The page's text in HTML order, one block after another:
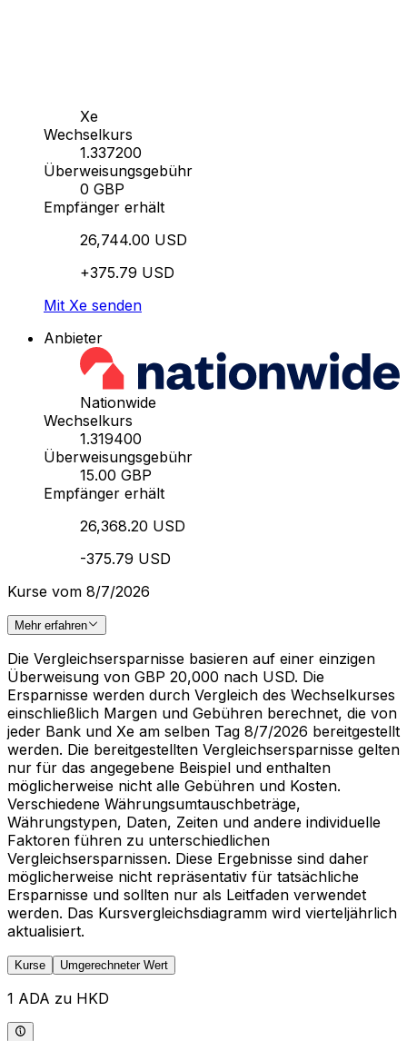
Xe
Wechselkurs
1.337200
Überweisungsgebühr
0 GBP
Empfänger erhält
26,744.00 USD
+375.79 USD
Mit Xe senden
Anbieter
Nationwide
Wechselkurs
1.319400
Überweisungsgebühr
15.00 GBP
Empfänger erhält
26,368.20 USD
-375.79 USD
Kurse vom 8/7/2026
Mehr erfahren
Die Vergleichsersparnisse basieren auf einer einzigen
Überweisung von GBP 20,000 nach USD. Die
Ersparnisse werden durch Vergleich des Wechselkurses
einschließlich Margen und Gebühren berechnet, die von
jeder Bank und Xe am selben Tag 8/7/2026 bereitgestellt
werden. Die bereitgestellten Vergleichsersparnisse gelten
nur für das angegebene Beispiel und enthalten
möglicherweise nicht alle Gebühren und Kosten.
Verschiedene Währungsumtauschbeträge,
Währungstypen, Daten, Zeiten und andere individuelle
Faktoren führen zu unterschiedlichen
Vergleichsersparnissen. Diese Ergebnisse sind daher
möglicherweise nicht repräsentativ für tatsächliche
Ersparnisse und sollten nur als Leitfaden verwendet
werden. Das Kursvergleichsdiagramm wird vierteljährlich
aktualisiert.
Kurse Umgerechneter Wert
1 ADA zu HKD